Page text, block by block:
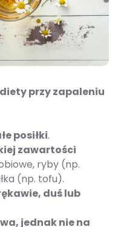
przy zapaleniu
posiłki.
zawartości
ryby (np.
(np. tofu).
duś lub
jednak nie na